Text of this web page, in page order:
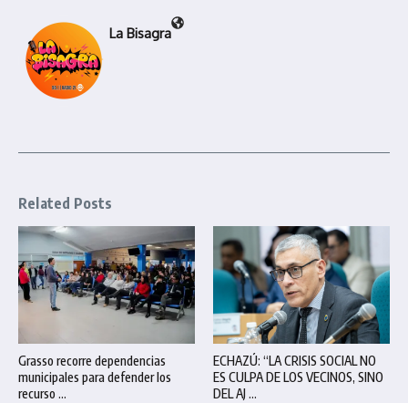
La Bisagra
Related Posts
Grasso recorre dependencias
municipales para defender los
recurso ...
ECHAZÚ: “LA CRISIS SOCIAL NO
ES CULPA DE LOS VECINOS, SINO
DEL AJ ...